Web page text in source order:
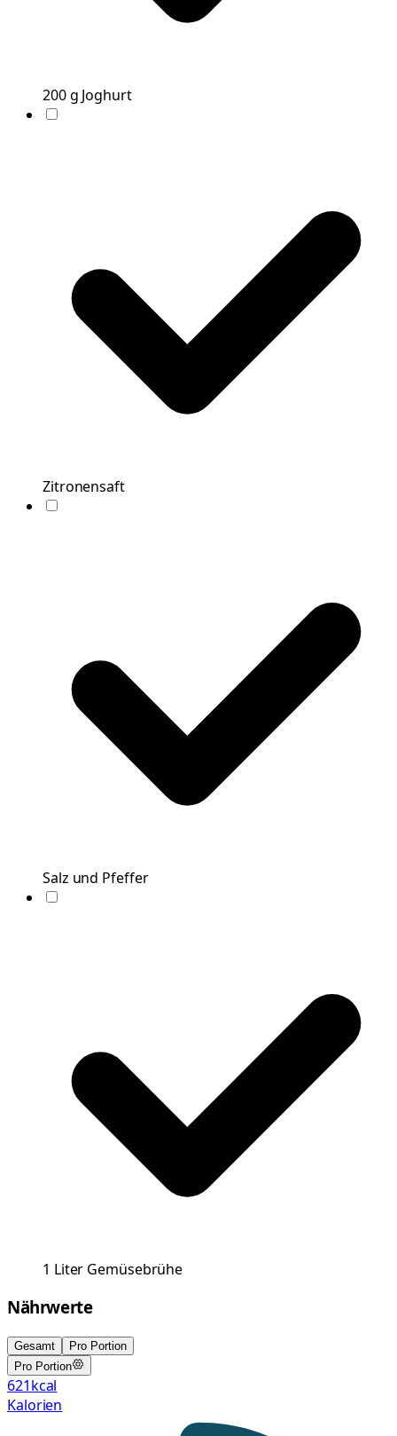
200g Joghurt
Zitronensaft
Salz und Pfeffer
1 Liter Gemüsebrühe
Nährwerte
Gesamt
Pro Portion
Pro Portion
621kcal
Kalorien